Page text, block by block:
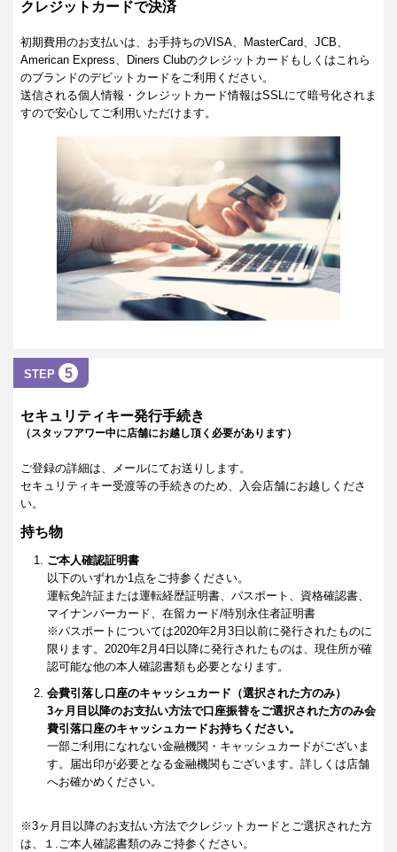
クレジットカードで決済
初期費用のお支払いは、お手持ちのVISA、MasterCard、JCB、
American Express、Diners Clubのクレジットカードもしくはこれら
のブランドのデビットカードをご利用ください。
送信される個人情報・クレジットカード情報はSSLにて暗号化されま
すので安心してご利用いただけます。
STEP 5
セキュリティキー発行手続き
（スタッフアワー中に店舗にお越し頂く必要があります）
ご登録の詳細は、メールにてお送りします。
セキュリティキー受渡等の手続きのため、入会店舗にお越しくださ
い。
持ち物
ご本人確認証明書
以下のいずれか1点をご持参ください。
運転免許証または運転経歴証明書、パスポート、資格確認書、
マイナンバーカード、在留カード/特別永住者証明書
※パスポートについては2020年2月3日以前に発行されたものに
限ります。2020年2月4日以降に発行されたものは、現住所が確
認可能な他の本人確認書類も必要となります。
会費引落し口座のキャッシュカード（選択された方のみ）
3ヶ月目以降のお支払い方法で口座振替をご選択された方のみ会
費引落口座のキャッシュカードお持ちください。
一部ご利用になれない金融機関・キャッシュカードがございま
す。届出印が必要となる金融機関もございます。詳しくは店舗
へお確かめください。
※3ヶ月目以降のお支払い方法でクレジットカードとご選択された方
は、１.ご本人確認書類のみご持参ください。